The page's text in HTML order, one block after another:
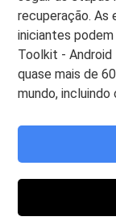
recuperação. As
iniciantes
Toolkit -
quase mais de
mundo, incluindo